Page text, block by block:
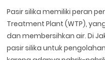
Pasir silika memiliki peran
Treatment Plant (WTP),
dan membersihkan air. Di
pasir silika untuk